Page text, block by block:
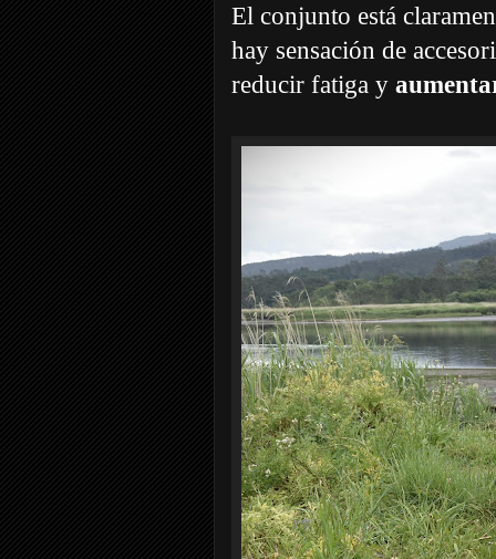
El conjunto está
hay sensación de
reducir fatiga y